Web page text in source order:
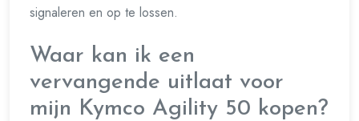
signaleren en op te lossen.
Waar kan ik een
vervangende uitlaat voor
mijn Kymco Agility 50 kopen?